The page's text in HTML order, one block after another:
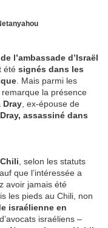
l’ambassade d’Israël
été signés dans les
. Mais parmi les
la présence
Dray , ex-épouse de
assassiné dans
Chili , selon les statuts
que l’intéressée a
avoir jamais été
les pieds au Chili, non
israélienne en
israéliens –